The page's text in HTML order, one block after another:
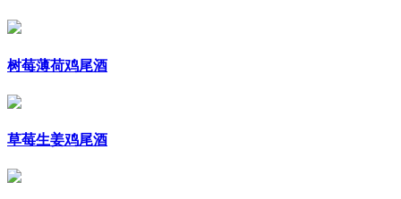
树莓薄荷鸡尾酒
草莓生姜鸡尾酒